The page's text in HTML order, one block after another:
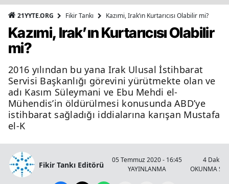
21YYTE.ORG Fikir Tankı Kazımi, Irak’ın Kurtarıcısı Olabilir mi?
Kazımi, Irak’ın Kurtarıcısı Olabilir
mi?
2016 yılından bu yana Irak Ulusal İstihbarat
Servisi Başkanlığı görevini yürütmekte olan ve
adı Kasım Süleymani ve Ebu Mehdi el-
Mühendis’in öldürülmesi konusunda ABD’ye
istihbarat sağladığı iddialarına karışan Mustafa
el-K
Fikir Tankı Editörü
05 Temmuz 2020 - 16:45
YAYINLANMA
4 Dakika
OKUNMA